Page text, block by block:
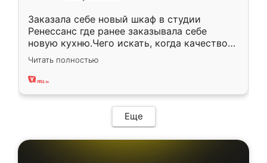
Заказала себе новый шкаф в студии
Ренессанс где ранее заказывала себе
новую кухню.Чего искать, когда качеством
вполне довольна. Служит кухня уже почти
два года, нареканий нет.
Читать полностью
Еще